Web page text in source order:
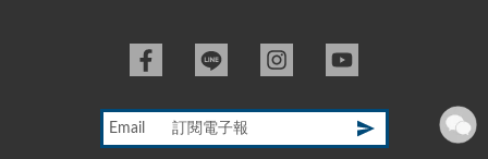
Email